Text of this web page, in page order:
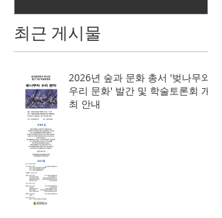
최근 게시물
2026년 숲과 문화 총서 '벚나무와
우리 문화' 발간 및 학술토론회 개
최 안내